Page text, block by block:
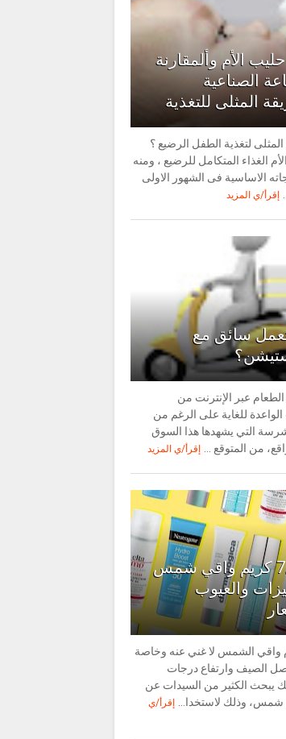
الأم وألمقارنة
الصناعية
المثلى للتغذية
لتغذية الطفل الرضيع ؟
الغذاء المتكامل للرضيع ، ومنه
الاساسية فى الشهور الاولى
إقرأ/ي المزيد
سائق مع
عبر الإنترنت من
للغاية على الرغم من
التي يشهدها هذا السوق
من المتوقع ...
إقرأ/ي المزيد
أفضل7 كريم واقي شمس
والعيوب
واقي الشمس لا غني عنه وخاصة
الصيف وارتفاع درجات
يبحث الكثير من السيدات عن
وذلك لاستخدا...
إقرأ/ي